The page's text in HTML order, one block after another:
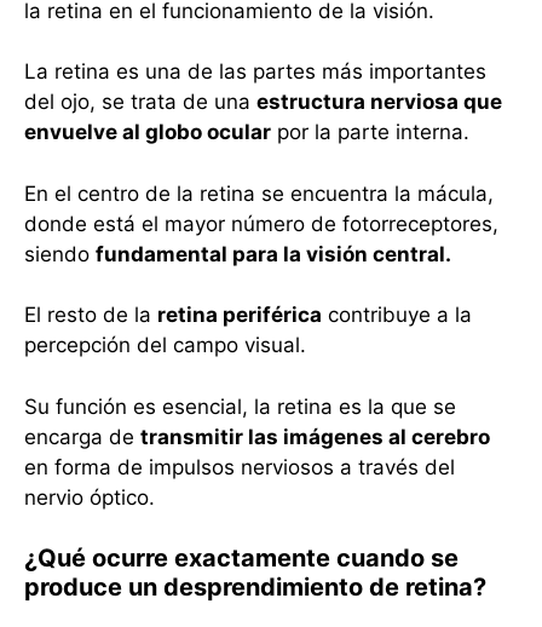
la retina en el funcionamiento de la visión.
La retina es una de las partes más importantes
del ojo, se trata de una estructura nerviosa que
envuelve al globo ocular por la parte interna.
En el centro de la retina se encuentra la mácula,
donde está el mayor número de fotorreceptores,
siendo fundamental para la visión central.
El resto de la retina periférica contribuye a la
percepción del campo visual.
Su función es esencial, la retina es la que se
encarga de transmitir las imágenes al cerebro
en forma de impulsos nerviosos a través del
nervio óptico.
¿Qué ocurre exactamente cuando se
produce un desprendimiento de retina?